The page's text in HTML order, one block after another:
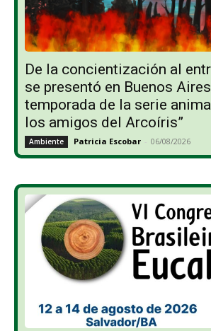
De la concientización al
se presentó en Buenos
temporada de la serie
los amigos del Arcoíris”
Ambiente Patricia Escobar - 06/08/2026